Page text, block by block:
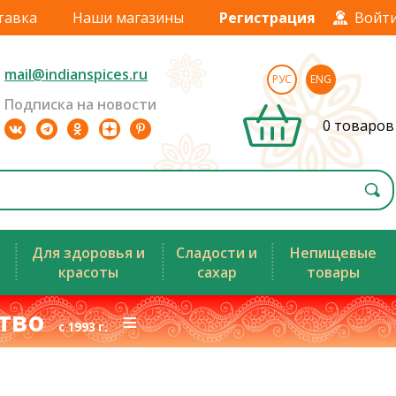
Наши магазины Регистрация
mail@indianspices.ru
Подписка на новости
РУС ENG
0 товаров
Для здоровья и
красоты
Сладости и
сахар
Непищевые
товары
с 1993 г.≡